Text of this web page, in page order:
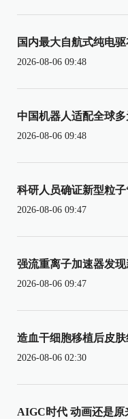
国内最大自航式纯电
2026-08-06 09:48
中国机器人适配全球
2026-08-06 09:48
科研人员确证新型粒
2026-08-06 09:47
强流重离子加速器发现
2026-08-06 09:47
造血干细胞移植后皮
2026-08-06 02:30
AIGC时代 动画还是原